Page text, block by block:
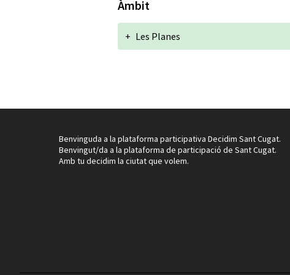
Àmbit
+ Les Planes
Benvinguda a la plataforma participativa Decidim Sant Cugat.
Benvingut/da a la plataforma de participació de Sant Cugat.
Amb tu decidim la ciutat que volem.